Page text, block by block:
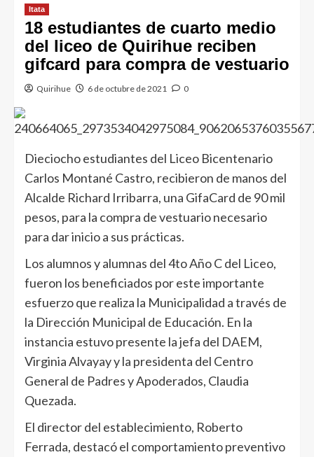
Itata
18 estudiantes de cuarto medio
del liceo de Quirihue reciben
gifcard para compra de vestuario
Quirihue 6 de octubre de 2021 0
Dieciocho estudiantes del Liceo Bicentenario
Carlos Montané Castro, recibieron de manos del
Alcalde Richard Irribarra, una GifaCard de 90 mil
pesos, para la compra de vestuario necesario
para dar inicio a sus prácticas.
Los alumnos y alumnas del 4to Año C del Liceo,
fueron los beneficiados por este importante
esfuerzo que realiza la Municipalidad a través de
la Dirección Municipal de Educación. En la
instancia estuvo presente la jefa del DAEM,
Virginia Alvayay y la presidenta del Centro
General de Padres y Apoderados, Claudia
Quezada.
El director del establecimiento, Roberto
Ferrada, destacó el comportamiento preventivo